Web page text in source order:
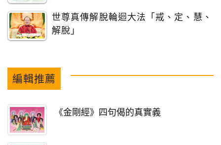
世尊真傳解脫輪迴大法「戒、定、慧、
解脫」
編輯推薦
《金剛經》四句偈的真實義